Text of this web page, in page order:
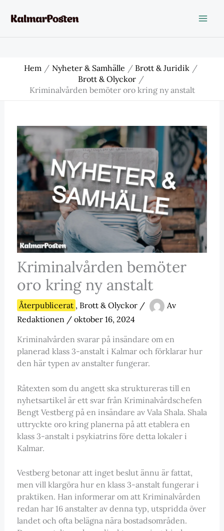
Hem Nyheter & Samhälle
Brott & Juridik
Brott & Olyckor
Kriminalvården bemöter oro kring ny anstalt
Kriminalvården bemöter
oro kring ny anstalt
Återpublicerat , Brott & Olyckor/
Av
Redaktionen / oktober 16, 2024
Kriminalvården svarar på insändare om en
planerad klass 3-anstalt i Kalmar och förklarar hur
den här typen av anstalter fungerar.
Råtexten som du angett ska struktureras till en
nyhetsartikel är ett svar från Kriminalvårdschefen
Bengt Vestberg på en insändare av Vala Shala. Shala
uttryckte oro kring planerna på att etablera en
klass 3-anstalt i psykiatrins före detta lokaler i
Kalmar.
Vestberg betonar att inget beslut ännu är fattat,
men vill klargöra hur en klass 3-anstalt fungerar i
praktiken. Han informerar om att Kriminalvården
redan har 16 anstalter av denna typ, utspridda över
landet och ofta belägna nära bostadsområden.